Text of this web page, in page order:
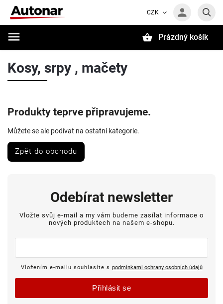
CZK
Prázdný košík
Kosy, srpy , mačety
Produkty teprve připravujeme.
Můžete se ale podívat na ostatní kategorie.
Zpět do obchodu
Odebírat newsletter
Vložte svůj e-mail a my vám budeme zasílat informace o
nových produktech na našem e-shopu.
Vložením e-mailu souhlasíte s podmínkami ochrany osobních údajů
Přihlásit se